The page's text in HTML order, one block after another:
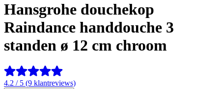
Hansgrohe douchekop
Raindance handdouche 3
standen ø 12 cm chroom
4.2 / 5 (9 klantreviews)